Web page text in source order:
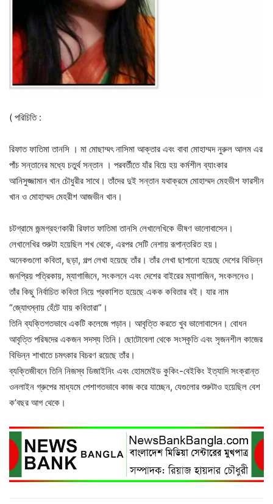
( পরিচিতি :
রিফাত ফাতিমা তানসি । মা মোছাম্মৎ নাসিমা আক্তার এবং বাবা মোহাম্মদ নুরুল আলম এর
পাঁচ সন্তানের মধ্যে চতুর্থ সন্তান । পরবর্তীতে যাঁর বিয়ে হয় কর্মশীল ব্যাংকার
আনিসুজ্জামান খান চৌধুরীর সাথে। তাঁদের দুই সন্তান যথাক্রমে মোহাম্মদ মেহভীশ ফারসীন
খান ও মোহাম্মদ মেহরীশ আজভীন খান।
চটগ্রামে জন্মগ্রহণকারী রিফাত ফাতিমা তানসি লেখালেখিকে ভীষণ ভালোবাসেন।
লেখালেখির শুরুটা হয়েছিল শখ থেকে, এরপর সেটি নেশায় রূপান্তরিত হয়।
অনেকগুলো কবিতা, ছড়া, গল্প লেখা হয়েছে তাঁর। তাঁর লেখা ছাপানো হয়েছে দেশের বিভিন্ন
জনপ্রিয় পত্রিকায়, ম্যাগাজিনে, সংকলনে এবং দেশের বাইরের ম্যাগাজিন, সংকলনেও।
তাঁর কিছু নির্বাচিত কবিতা নিয়ে প্রকাশিত হয়েছে একক কবিতার বই। যার নাম
“জ্যোৎস্নায় হেঁটে যায় কবিতারা”।
তিনি ব্যক্তিগতভাবে একটি কলেজে পড়ান। আবৃত্তি করতে খুব ভালোবাসেন। বোধন
আবৃত্তি পরিষদের একজন সদস্য তিনি। ছোটোবেলা থেকে সংস্কৃতি এবং সৃজনশীল কাজের
বিভিন্ন শাখাতে চমৎকার বিচরণ রয়েছে তাঁর।
ব্যক্তিজীবনে তিনি নিজস্ব ডিজাইনিং এবং হোমমেইড কুকিং-বেইকিং ইত্যাদি সংক্রান্ত
ওনলাইন গ্রুপের মাধ্যমে পেশাগতভাবে কাজ করে যাচ্ছেন, যেগুলোর শুরুটাও হয়েছিল বেশ
ক’বছর আগ থেকে।